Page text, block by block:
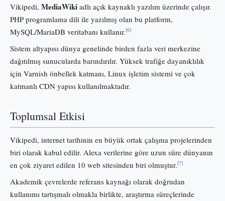
Vikipedi, MediaWiki adlı açık kaynaklı yazılım üzerinde çalışır.
PHP programlama dili ile yazılmış olan bu platform,
MySQL/MariaDB veritabanı kullanır.[6]
Sistem altyapısı dünya genelinde birden fazla veri merkezine
dağıtılmış sunucularda barındırılır. Yüksek trafiğe dayanıklılık
için Varnish önbellek katmanı, Linux işletim sistemi ve çok
katmanlı CDN yapısı kullanılmaktadır.
Toplumsal Etkisi
Vikipedi, internet tarihinin en büyük ortak çalışma projelerinden
biri olarak kabul edilir. Alexa verilerine göre uzun süre dünyanın
en çok ziyaret edilen 10 web sitesinden biri olmuştur.[7]
Akademik çevrelerde referans kaynağı olarak doğrudan
kullanımı tartışmalı olmakla birlikte, araştırma süreçlerinde